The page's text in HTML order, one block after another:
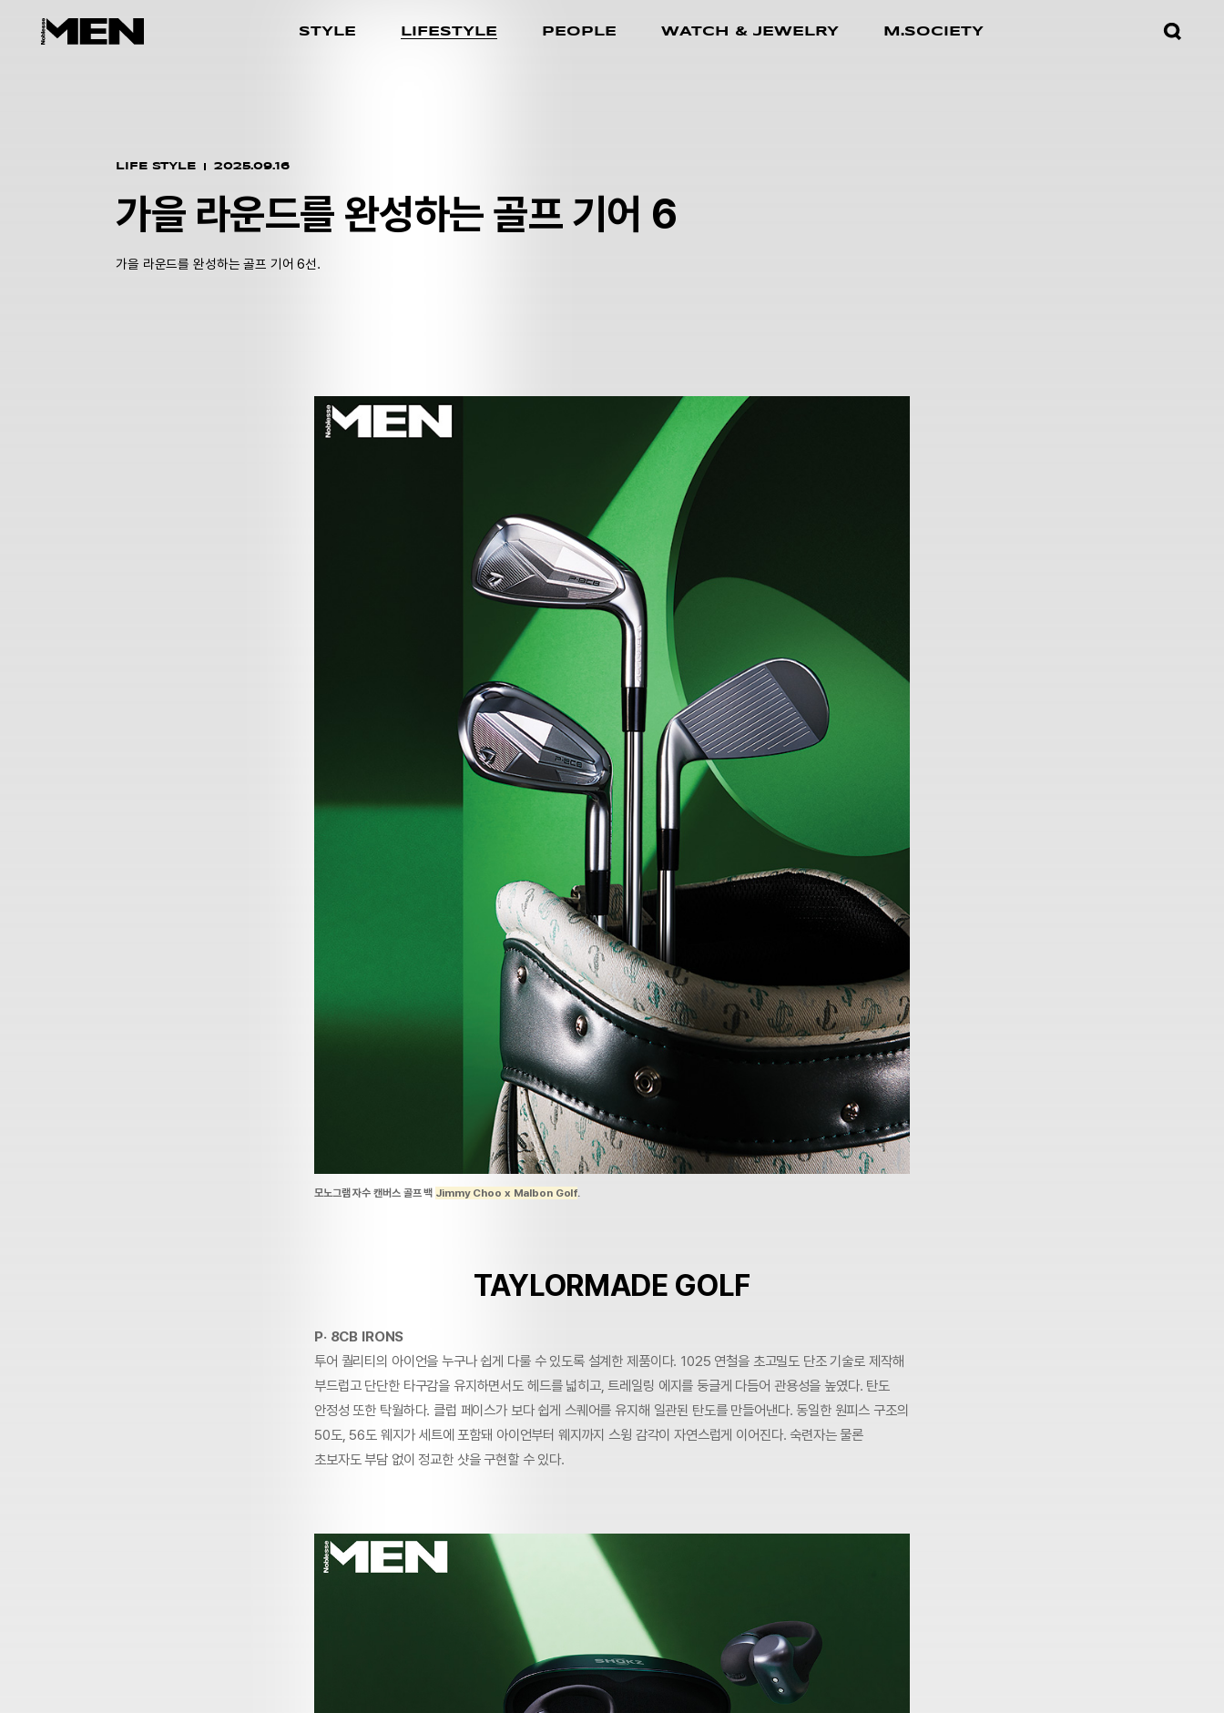
STYLE LIFESTYLE PEOPLE WATCH & JEWELRY M.SOCIETY
LIFE STYLE 2025.09.16
가을 라운드를 완성하는 골프 기어 6
가을 라운드를 완성하는 골프 기어 6선.
모노그램 자수 캔버스 골프 백 Jimmy Choo x Malbon Golf.
TAYLORMADE GOLF
P· 8CB IRONS
투어 퀄리티의 아이언을 누구나 쉽게 다룰 수 있도록 설계한 제품이다. 1025 연철을 초고밀도 단조 기술로 제작해
부드럽고 단단한 타구감을 유지하면서도 헤드를 넓히고, 트레일링 에지를 둥글게 다듬어 관용성을 높였다. 탄도
안정성 또한 탁월하다. 클럽 페이스가 보다 쉽게 스퀘어를 유지해 일관된 탄도를 만들어낸다. 동일한 원피스 구조의
50도, 56도 웨지가 세트에 포함돼 아이언부터 웨지까지 스윙 감각이 자연스럽게 이어진다. 숙련자는 물론
초보자도 부담 없이 정교한 샷을 구현할 수 있다.